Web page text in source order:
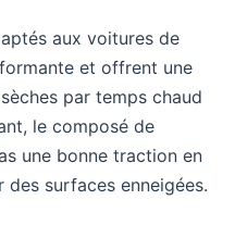
aux voitures de
et offrent une
par temps chaud
le composé de
une bonne traction en
surfaces enneigées.